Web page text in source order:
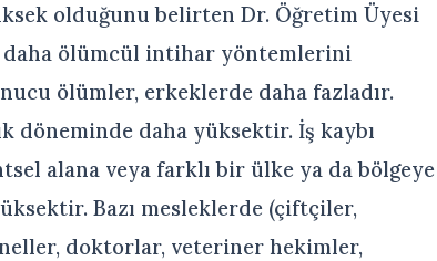
olduğunu belirten Dr. Öğretim Üyesi
daha ölümcül intihar yöntemlerini
ölümler, erkeklerde daha fazladır.
döneminde daha yüksektir. İş kaybı
alana veya farklı bir ülke ya da bölgeye
Bazı mesleklerde (çiftçiler,
doktorlar, veteriner hekimler,